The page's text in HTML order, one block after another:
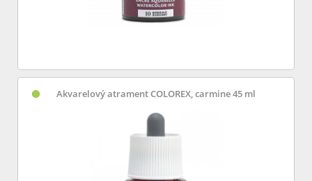
Akvarelový atrament COLOREX, carmine 45 ml